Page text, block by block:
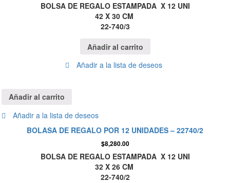
BOLSA DE REGALO ESTAMPADA X 12 UNI
42 X 30 CM
22-740/3
Añadir al carrito
Añadir a la lista de deseos
Añadir al carrito
Añadir a la lista de deseos
BOLASA DE REGALO POR 12 UNIDADES – 22740/2
$8,280.00
BOLSA DE REGALO ESTAMPADA X 12 UNI
32 X 26 CM
22-740/2